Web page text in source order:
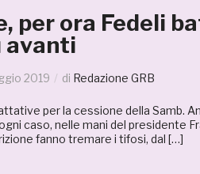
per ora Fedeli
avanti
2019 di Redazione GRB
per la cessione della Samb.
caso, nelle mani del presidente
fanno tremare i tifosi, dal […]